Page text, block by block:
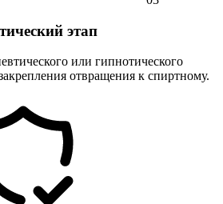
этап
или гипнотического
отвращения к спиртному.